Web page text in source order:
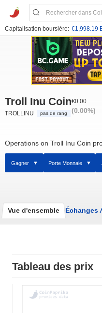
Capitalisation boursière: €1,998.19
Troll Inu Coin
TROLLINU pas de rang
€0.00
(0.00%)
Operations on Troll Inu Coin
Gagner Porte Monnaie
Vue d'ensemble Échanges /
Tableau des prix